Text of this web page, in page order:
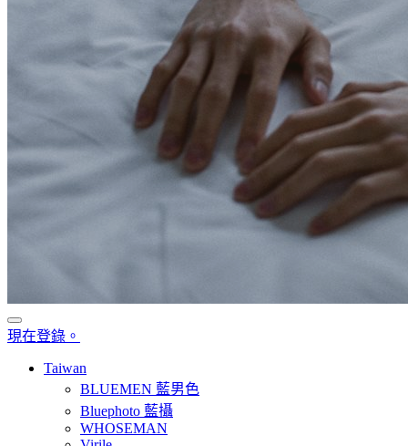
現在登錄。
Taiwan
BLUEMEN 藍男色
Bluephoto 藍攝
WHOSEMAN